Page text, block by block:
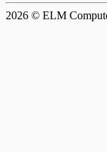
2026 © ELM